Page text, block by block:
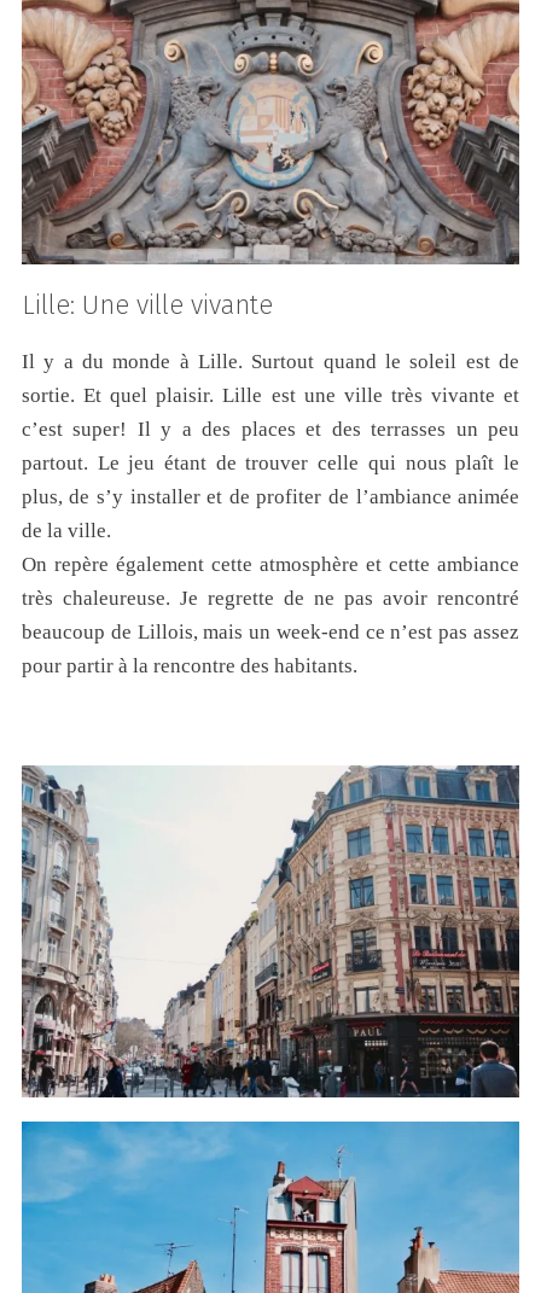
Lille: Une ville vivante
Il y a du monde à Lille. Surtout quand le soleil est de
sortie. Et quel plaisir. Lille est une ville très vivante et
c’est super! Il y a des places et des terrasses un peu
partout. Le jeu étant de trouver celle qui nous plaît le
plus, de s’y installer et de profiter de l’ambiance animée
de la ville.
On repère également cette atmosphère et cette ambiance
très chaleureuse. Je regrette de ne pas avoir rencontré
beaucoup de Lillois, mais un week-end ce n’est pas assez
pour partir à la rencontre des habitants.